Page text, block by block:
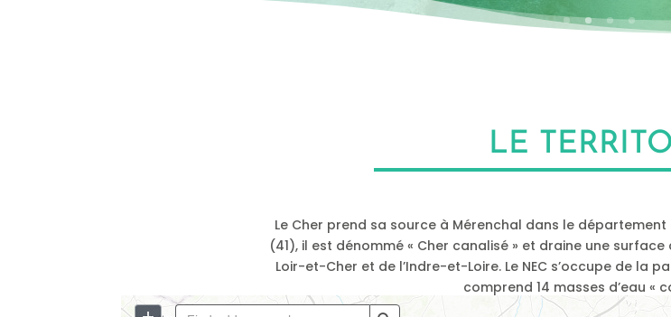
LE
Le Cher prend sa source à Mérenchal dans le
(41), il est dénommé « Cher canalisé » et draine une
Loir-et-Cher et de l’Indre-et-Loire. Le NEC s’occupe de la
comprend 14 masses d’eau «